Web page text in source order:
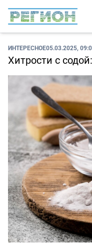
ИНТЕРЕСНОЕ05.03.2025,
Хитрости с